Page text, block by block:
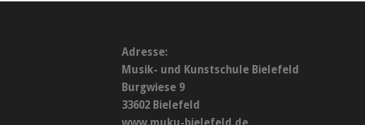
Adresse:
Musik- und Kunstschule Bielefeld
Burgwiese 9
33602 Bielefeld